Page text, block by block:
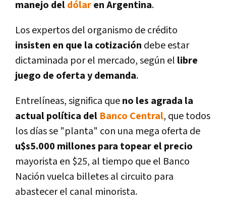
manejo deldólaren Argentina.
Los expertos del organismo de crédito
insisten en que la cotización debe estar
dictaminada por el mercado, según el libre
juego de oferta y demanda.
Entrelí­neas, significa queno les agrada la
actual polí­tica del Banco Central, que todos
los dí­as se "planta" con una mega oferta de
u$s5.000 millones para topear el precio
mayorista en $25, al tiempo que el Banco
Nación vuelca billetes al circuito para
abastecer el canal minorista.